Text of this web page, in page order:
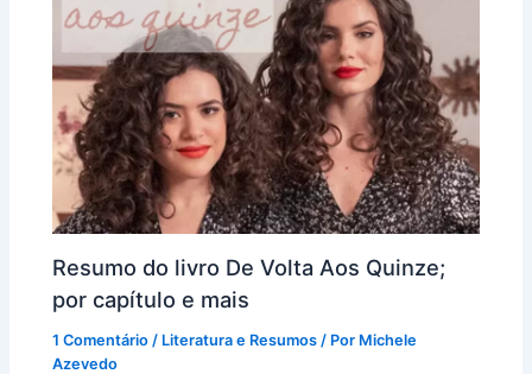
Resumo do livro De Volta Aos Quinze;
por capítulo e mais
1 Comentário / Literatura e Resumos / Por Michele
Azevedo